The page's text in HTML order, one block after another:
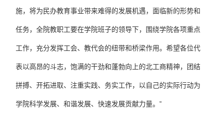
施，将为民办教育事业带来难得的发展机遇，面临新的形势和
任务，全院教职工要在学院班子的领导下，围绕学院各项重点
工作，充分发挥工会、教代会的纽带和桥梁作用。希望各位代
表以高昂的斗志，饱满的干劲和蓬勃向上的北工商精神，团结
拼搏、开拓进取、注重实践、务实工作，以自己的实际行动为
学院科学发展、和谐发展、快速发展贡献力量。”